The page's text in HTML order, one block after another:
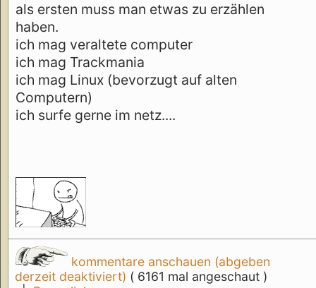
als ersten muss man etwas zu erzählen
haben.
ich mag veraltete computer
ich mag Trackmania
ich mag Linux (bevorzugt auf alten
Computern)
ich surfe gerne im netz....
kommentare anschauen (abgeben
derzeit deaktiviert) ( 6161 mal angeschaut )